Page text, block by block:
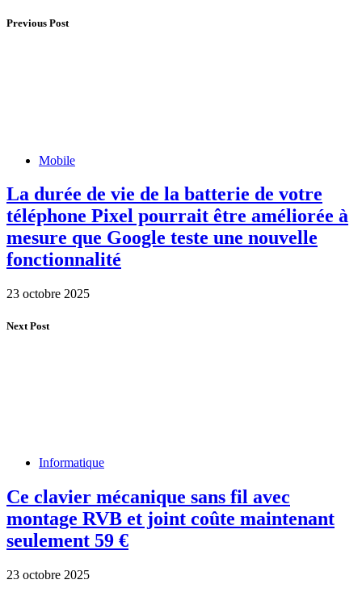
Previous Post
Mobile
La durée de vie de la batterie de votre
téléphone Pixel pourrait être améliorée à
mesure que Google teste une nouvelle
fonctionnalité
23 octobre 2025
Next Post
Informatique
Ce clavier mécanique sans fil avec
montage RVB et joint coûte maintenant
seulement 59 €
23 octobre 2025